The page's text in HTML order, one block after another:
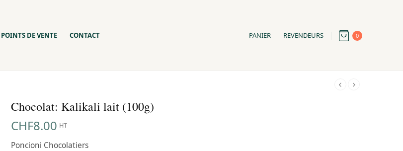
POINTS DE VENTE CONTACT PANIER REVENDEURS 0
Chocolat: Kalikali lait (100g)
CHF8.00 HT
Poncioni Chocolatiers